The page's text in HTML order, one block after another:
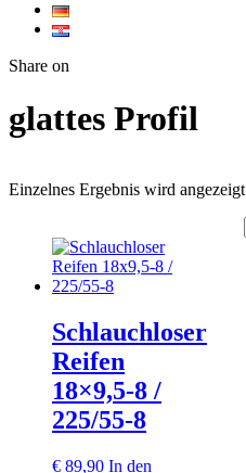
Share on
glattes Profil
Einzelnes Ergebnis wird angezeigt
Schlauchloser
Reifen
18×9,5-8 /
225/55-8
€ 89,90 In den